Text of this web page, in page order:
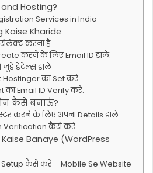
Hosting?
Services in India
Kaise Kharide
सेलेक्ट करना है.
करने के लिए Email ID डाले.
जुड़े डेटेल्स डाले
Hostinger का Set करें.
का Email ID Verify करें.
कैसे बनाऊं?
करने के लिए अपना Details डाले.
Verification कैसे करें.
Banaye (WordPress
Setup कैसे करें – Mobile Se Website